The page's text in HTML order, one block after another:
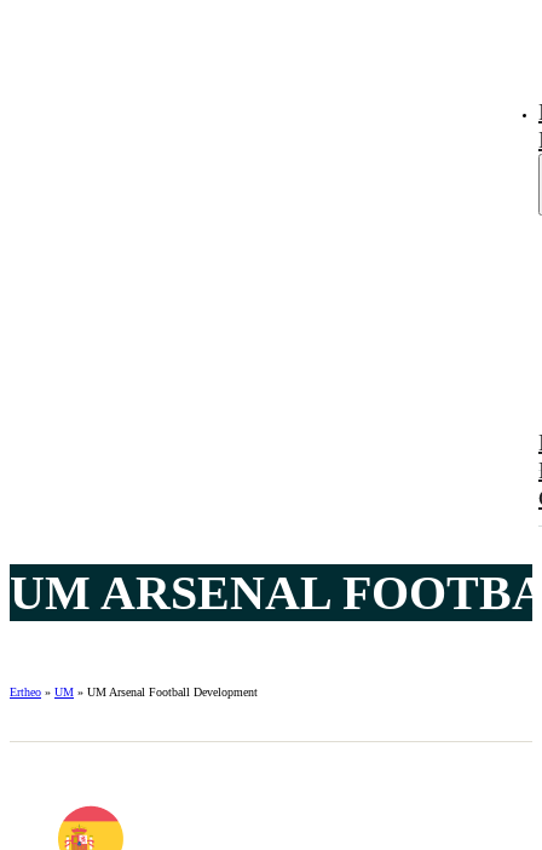
UM ARSENAL
Ertheo » UM » UM Arsenal Football Development